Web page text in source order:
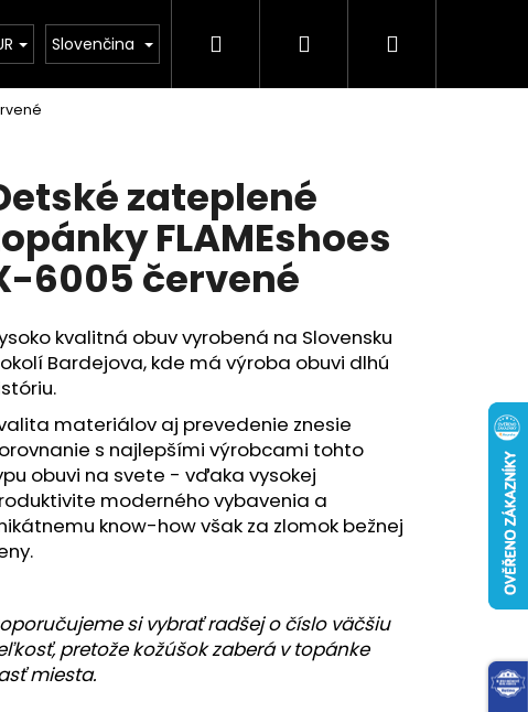
Obuv Kolekcia leto 2026 Chovatelské
Slovenčina Hľadať PrihlásenieNákupný
zateplené
FLAMEshoes
6005 červené
kvalitná obuv vyrobená na Slovensku
Bardejova, kde má výroba obuvi dlhú
materiálov aj prevedenie znesie
s najlepšími výrobcami tohto
obuvi na svete - vďaka vysokej
moderného vybavenia a
know-how však za zlomok bežnej
si vybrať radšej o číslo väčšiu
pretože kožúšok zaberá v topánke
miesta.